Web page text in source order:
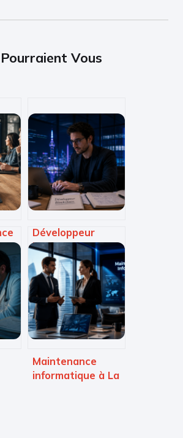
Vous
Développeur
blockchain : 520 €
de TJM moyen et
3 langages
indispensables
pour réussir
Maintenance
informatique à La